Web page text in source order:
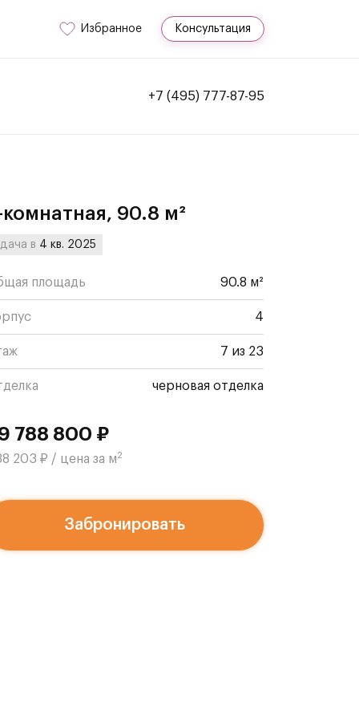
Избранное Консультация
+7 (495) 777-87-95
комнатная, 90.8 м²
в 4 кв. 2025
площадь 90.8 м²
4
7 из 23
черновая отделка
788 800 ₽
203 ₽ / цена за м2
Забронировать